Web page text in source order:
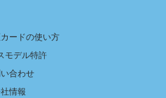
ードの使い方
モデル特許
合わせ
情報